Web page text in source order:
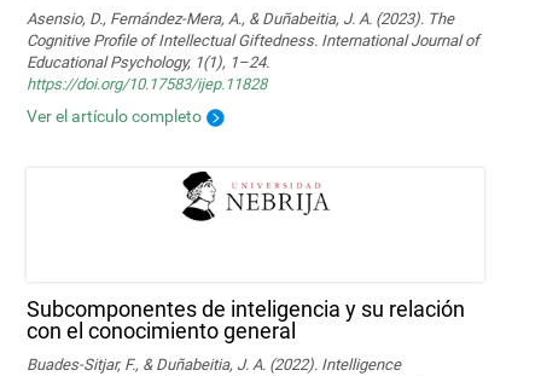
Asensio, D., Fernández-Mera, A., & Duñabeitia, J. A. (2023). The
Cognitive Profile of Intellectual Giftedness. International Journal of
Educational Psychology, 1(1), 1–24.
https://doi.org/10.17583/ijep.11828
Ver el artículo completo
Subcomponentes de inteligencia y su relación
con el conocimiento general
Buades-Sitjar, F., & Duñabeitia, J. A. (2022). Intelligence